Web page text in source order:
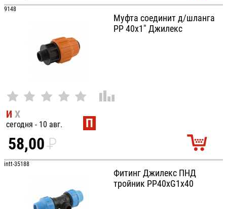
УБ.
9148
Муфта соединит д/шланга
РP 40х1" Джилекс
И Х
сегодня - 10 авг. П
58,00P
УБ.
intt-35188
Фитинг Джилекс ПНД
тройник РР40хG1х40